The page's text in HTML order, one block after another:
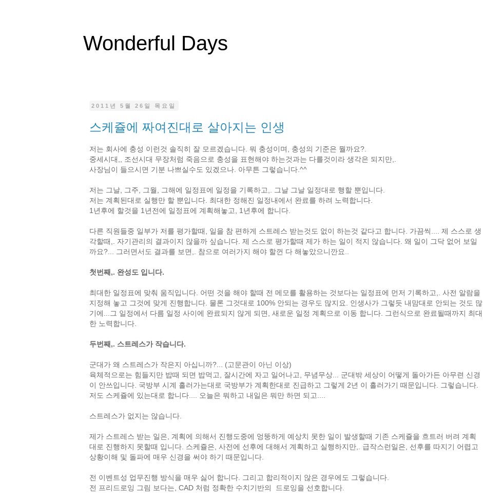
Wonderful Days
2011년 5월 26일 목요일
스케쥴에 짜여진대로 살아지는 인생
저는 회사에 충성 이런것 솔직히 잘 모르겠습니다. 뭐 충성이며, 충성의 기준은 뭘까요?.
중세시대,, 조선시대 무장처럼 죽음으로 충성을 표현해야 하는것과는 다를것이라 생각은 되지만,.
사장님이 들으시면 기분 나쁘실수도 있겠으나. 아무튼 그렇습니다.^^
저는 그날, 그주, 그월, 그해에 일정표에 일정을 기록하고,. 그날 그날 일정대로 행할 뿐입니다.
저는 계획된대로 실행만 할 뿐입니다. 최대한 정해진 일정내에서 완료를 하려 노력합니다.
1년후에 할것을 1년전에 일정표에 계획해놓고, 1년후에 합니다.
다른 직원들중 일부가 저를 평가할때, 일을 참 편하게 스트레스 받는것도 없이 하는것 같다고 합니다. 가끔씩.... 제 스스로 생
각할때,. 자기관리의 결과이지 않을까 싶습니다. 제 스스로 평가할때 제가 하는 일이 적지 않습니다. 왜 일이 그닥 없어 보일
까요?... 그러면서도 결과를 보면,. 참으로 여러가지 해야 할껀 다 해놓았으니깐요..
첫번째,. 완성도 입니다.
최대한 일정표에 맞춰 움직입니다. 어떤 것을 해야 할때 전 메모를 활용하는 것보다는 일정표에 먼저 기록하고,. 사전 알람을
지정해 놓고 그것에 맞게 진행합니다. 물론 그것대로 100% 안되는 경우도 많지요. 인생사가 그렇듯 내맘대로 안되는 것도 많
기에...그 일정에서 다름 일정 사이에 완료되지 않게 되면, 새로운 일정 계획으로 이동 합니다. 그런식으로 완료될때까지 최대
한 노력합니다.
두번째,. 스트레스가 작습니다.
군대가 왜 스트레스가 작은지 아십니까?... (고문관이 아닌 이상)
육체적으로는 힘들지만 밥때 되면 밥먹고, 잘시간에 자고 일어나고, 무념무상... 군대밖 세상이 어떻게 돌아가든 아무련 신경
이 안쓰입니다. 국방부 시계 흘러가는대로 국방부가 계획한대로 진급하고 그렇게 2년 이 흘러가기 때문입니다. 그렇습니다.
저도 스케쥴에 있는대로 합니다.... 오늘은 뭐하고 내일은 뭐만 하면 되고....
스트레스가 없지는 않습니다.
제가 스트레스 받는 일은, 계획에 의해서 진행도중에 엉뚱하게 예상치 못한 일이 발생할때 기존 스케쥴을 흐트러 버려 계획
대로 진행하지 못할때 입니다. 스케쥴은, 사전에 선후에 대해서 계획하고 실행하지만,. 급작스런일은, 선후를 따지기 어렵고
상황이해 및 돌파에 매우 신경을 써야 하기 때문입니다.
전 이벤트성 업무진행 방식을 매우 싫어 합니다. 그리고 합리적이지 않은 경우에도 그렇습니다.
전 프리드로잉 그림 보다는, CAD 처럼 정확한 수치기반의 드로잉을 선호합니다.